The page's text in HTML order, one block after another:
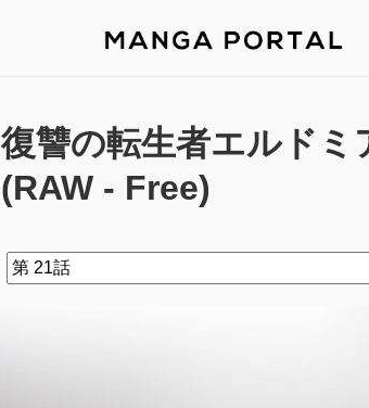
復讐の転生者エルドミ
(RAW - Free)